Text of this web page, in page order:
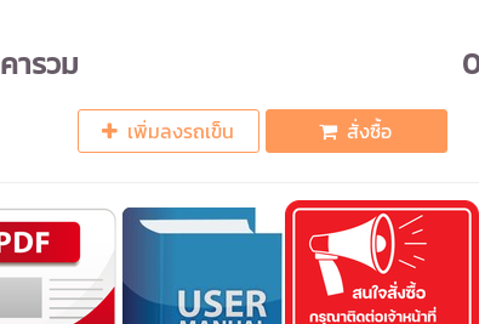
ารวม
เพิ่มลงรถเข็น สั่งซื้อ